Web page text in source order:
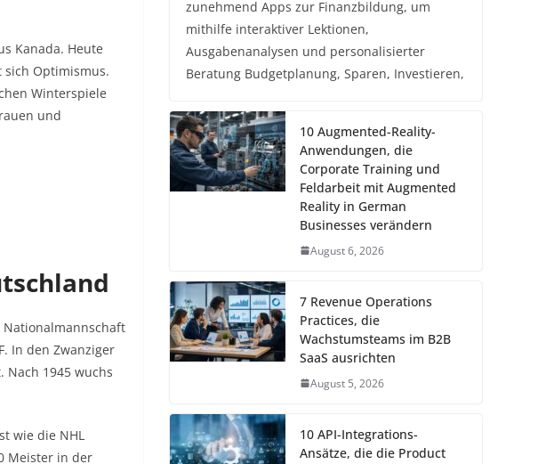
Kanada. Heute
sich Optimismus.
Winterspiele
und
Nationalmannschaft
In den Zwanziger
Nach 1945 wuchs
wie die NHL
Meister in der
zunehmend Apps zur Finanzbildung, um
mithilfe interaktiver Lektionen,
Ausgabenanalysen und personalisierter
Beratung Budgetplanung, Sparen, Investieren,
10 Augmented-Reality-
Anwendungen, die
Corporate Training und
Feldarbeit mit Augmented
Reality in German
Businesses verändern
August 6, 2026
7 Revenue Operations
Practices, die
Wachstumsteams im B2B
SaaS ausrichten
August 5, 2026
10 API-Integrations-
Ansätze, die die Product